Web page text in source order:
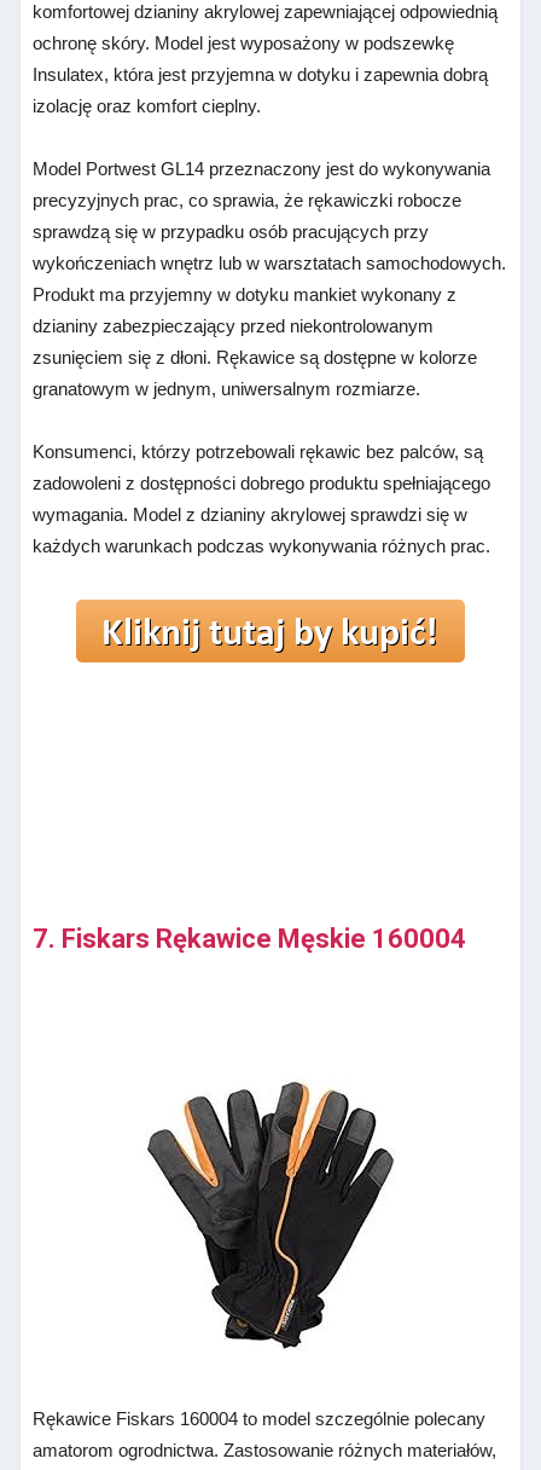
komfortowej dzianiny akrylowej zapewniającej odpowiednią
ochronę skóry. Model jest wyposażony w podszewkę
Insulatex, która jest przyjemna w dotyku i zapewnia dobrą
izolację oraz komfort cieplny.
Model Portwest GL14 przeznaczony jest do wykonywania
precyzyjnych prac, co sprawia, że rękawiczki robocze
sprawdzą się w przypadku osób pracujących przy
wykończeniach wnętrz lub w warsztatach samochodowych.
Produkt ma przyjemny w dotyku mankiet wykonany z
dzianiny zabezpieczający przed niekontrolowanym
zsunięciem się z dłoni. Rękawice są dostępne w kolorze
granatowym w jednym, uniwersalnym rozmiarze.
Konsumenci, którzy potrzebowali rękawic bez palców, są
zadowoleni z dostępności dobrego produktu spełniającego
wymagania. Model z dzianiny akrylowej sprawdzi się w
każdych warunkach podczas wykonywania różnych prac.
7. Fiskars Rękawice Męskie 160004
Rękawice Fiskars 160004 to model szczególnie polecany
amatorom ogrodnictwa. Zastosowanie różnych materiałów,